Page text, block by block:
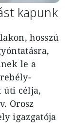
kapunk
hosszú
le a
úti célja,
Orosz
igazgatója